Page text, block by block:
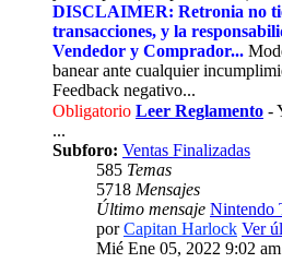
DISCLAIMER: Retronia no
transacciones, y la
Vendedor y Comprador...
banear ante cualquier
Feedback negativo...
Obligatorio Leer Reglamento -
...
Subforo: Ventas Finalizadas
585 Temas
5718 Mensajes
Último mensaje Nintendo
porCapitan Harlock Ver
Mié Ene 05, 2022 9:02 am